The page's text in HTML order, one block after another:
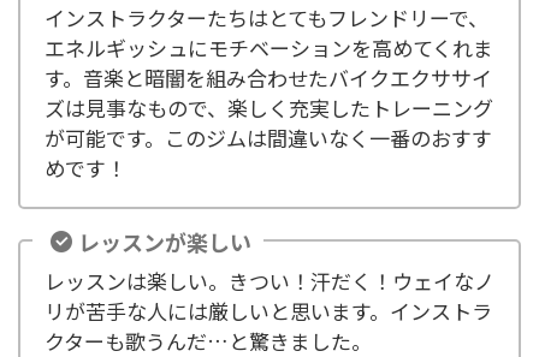
インストラクターたちはとてもフレンドリーで、
エネルギッシュにモチベーションを高めてくれま
す。音楽と暗闇を組み合わせたバイクエクササイ
ズは見事なもので、楽しく充実したトレーニング
が可能です。このジムは間違いなく一番のおすす
めです！
レッスンが楽しい
レッスンは楽しい。きつい！汗だく！ウェイなノ
リが苦手な人には厳しいと思います。インストラ
クターも歌うんだ…と驚きました。